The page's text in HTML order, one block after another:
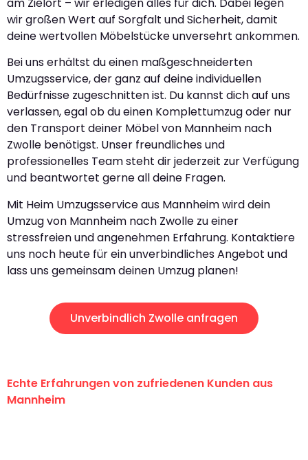
wir großen Wert auf Sorgfalt und Sicherheit, damit
deine wertvollen Möbelstücke unversehrt ankommen.
Bei uns erhältst du einen maßgeschneiderten
Umzugsservice, der ganz auf deine individuellen
Bedürfnisse zugeschnitten ist. Du kannst dich auf uns
verlassen, egal ob du einen Komplettumzug oder nur
den Transport deiner Möbel von Mannheim nach
Zwolle benötigst. Unser freundliches und
professionelles Team steht dir jederzeit zur Verfügung
und beantwortet gerne all deine Fragen.
Mit Heim Umzugsservice aus Mannheim wird dein
Umzug von Mannheim nach Zwolle zu einer
stressfreien und angenehmen Erfahrung. Kontaktiere
uns noch heute für ein unverbindliches Angebot und
lass uns gemeinsam deinen Umzug planen!
Unverbindlich Zwolle anfragen
Echte Erfahrungen von zufriedenen Kunden aus
Mannheim